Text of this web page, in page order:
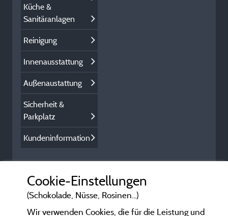
Küche &
Sanitäranlagen
Reinigung
Innenausstattung
Außenaustattung
Sicherheit &
Parkplatz
Kundeninformation
Cookie-Einstellungen
(Schokolade, Nüsse, Rosinen...)
Wir verwenden Cookies, die für die Leistung und